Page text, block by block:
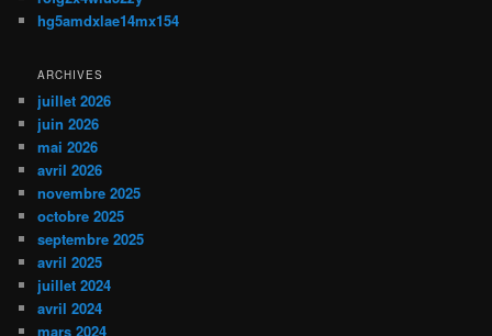
hg5amdxlae14mx154
ARCHIVES
juillet 2026
juin 2026
mai 2026
avril 2026
novembre 2025
octobre 2025
septembre 2025
avril 2025
juillet 2024
avril 2024
mars 2024